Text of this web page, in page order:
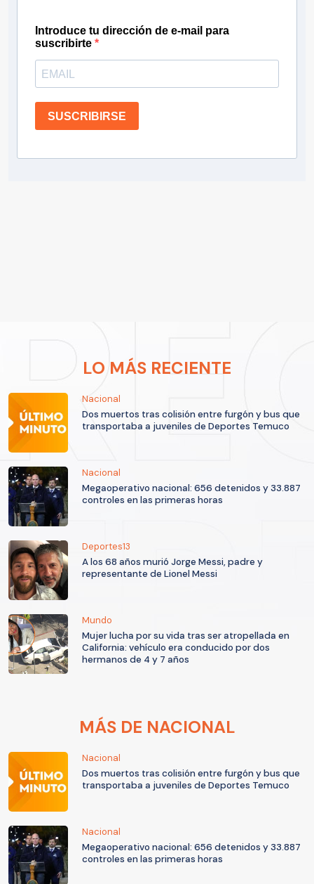
Introduce tu dirección de e-mail para
suscribirte
SUSCRIBIRSE
LO MÁS RECIENTE
Nacional
Dos muertos tras colisión entre furgón y bus que
transportaba a juveniles de Deportes Temuco
Nacional
Megaoperativo nacional: 656 detenidos y 33.887
controles en las primeras horas
Deportes13
A los 68 años murió Jorge Messi, padre y
representante de Lionel Messi
Mundo
Mujer lucha por su vida tras ser atropellada en
California: vehículo era conducido por dos
hermanos de 4 y 7 años
MÁS DE NACIONAL
Nacional
Dos muertos tras colisión entre furgón y bus que
transportaba a juveniles de Deportes Temuco
Nacional
Megaoperativo nacional: 656 detenidos y 33.887
controles en las primeras horas